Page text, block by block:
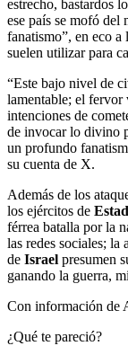
estrecho, bastardos
ese país se mofó del
fanatismo”, en eco
suelen utilizar para
“Este bajo nivel de
lamentable; el fervor
intenciones de
de invocar lo divino
un profundo
su cuenta de X.
Además de los
los ejércitos de
férrea batalla por la
las redes sociales; la
de Israel presumen
ganando la guerra,
Con información de
¿Qué te pareció?